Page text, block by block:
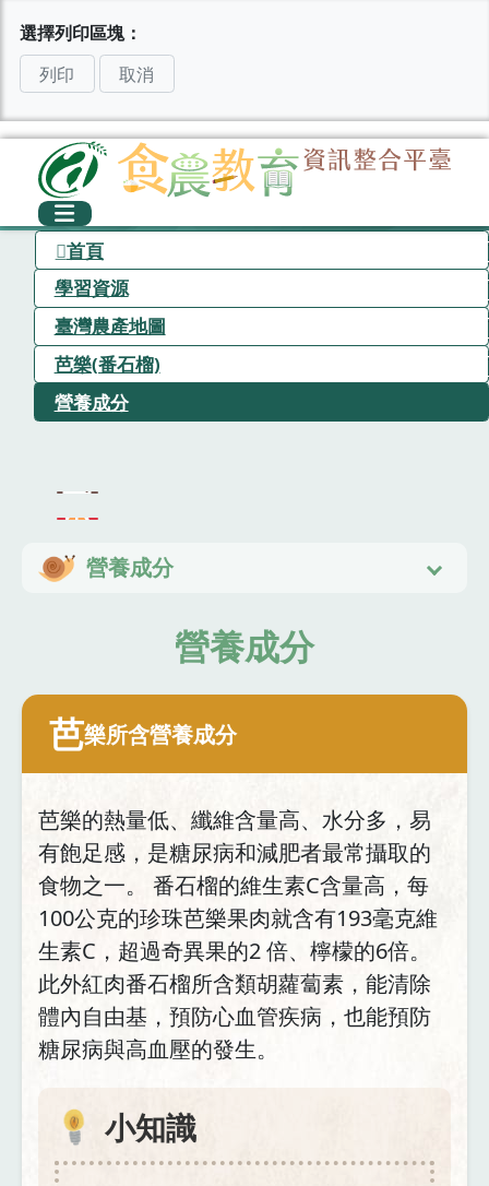
選擇列印區塊：
列印
取消
首頁
學習資源
臺灣農產地圖
芭樂(番石榴)
營養成分
營養成分
營養成分
芭樂所含營養成分
芭樂的熱量低、纖維含量高、水分多，易
有飽足感，是糖尿病和減肥者最常攝取的
食物之一。 番石榴的維生素C含量高，每
100公克的珍珠芭樂果肉就含有193毫克維
生素C，超過奇異果的2 倍、檸檬的6倍。
此外紅肉番石榴所含類胡蘿蔔素，能清除
體內自由基，預防心血管疾病，也能預防
糖尿病與高血壓的發生。
小知識